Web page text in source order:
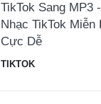
TikTok Sang MP3
Nhạc TikTok Miễn
Cực Dễ
TIKTOK